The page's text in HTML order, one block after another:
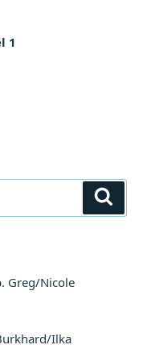
1
Greg/Nicole
Ilka